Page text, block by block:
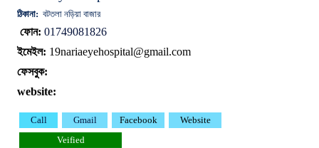
ঠিকানা: বটতলা নড়িয়া বাজার
ফোন: 01749081826
ইমেইল: 19nariaeyehospital@gmail.com
ফেসবুক:
website:
Call Gmail Facebook
Website
Veified